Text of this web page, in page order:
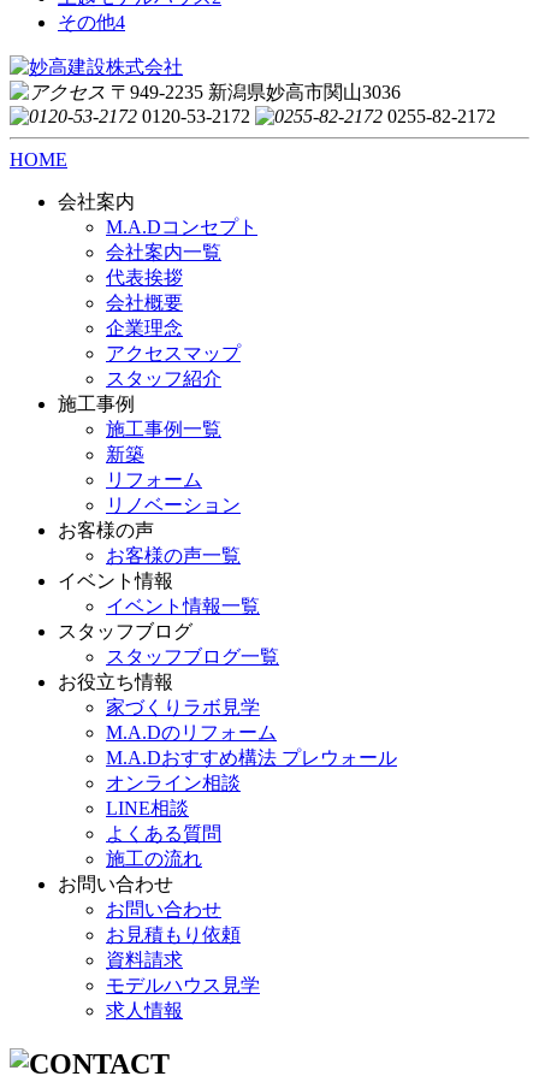
その他4
〒949-2235 新潟県妙高市関山3036
0120-53-2172
0255-82-2172
HOME
会社案内
M.A.Dコンセプト
会社案内一覧
代表挨拶
会社概要
企業理念
アクセスマップ
スタッフ紹介
施工事例
施工事例一覧
新築
リフォーム
リノベーション
お客様の声
お客様の声一覧
イベント情報
イベント情報一覧
スタッフブログ
スタッフブログ一覧
お役立ち情報
家づくりラボ見学
M.A.Dのリフォーム
M.A.Dおすすめ構法 プレウォール
オンライン相談
LINE相談
よくある質問
施工の流れ
お問い合わせ
お問い合わせ
お見積もり依頼
資料請求
モデルハウス見学
求人情報